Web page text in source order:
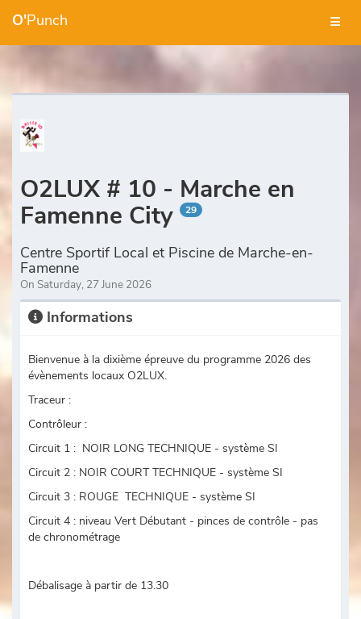
O'Punch
O2LUX # 10 - Marche en
Famenne City
29
Centre Sportif Local et Piscine de Marche-en-
Famenne
On Saturday, 27 June 2026
Informations
Bienvenue à la dixième épreuve du programme 2026 des
évènements locaux O2LUX.
Traceur :
Contrôleur :
Circuit 1 : NOIR LONG TECHNIQUE - système SI
Circuit 2 : NOIR COURT TECHNIQUE - système SI
Circuit 3 : ROUGE TECHNIQUE - système SI
Circuit 4 : niveau Vert Débutant - pinces de contrôle - pas
de chronométrage
Débalisage à partir de 13.30